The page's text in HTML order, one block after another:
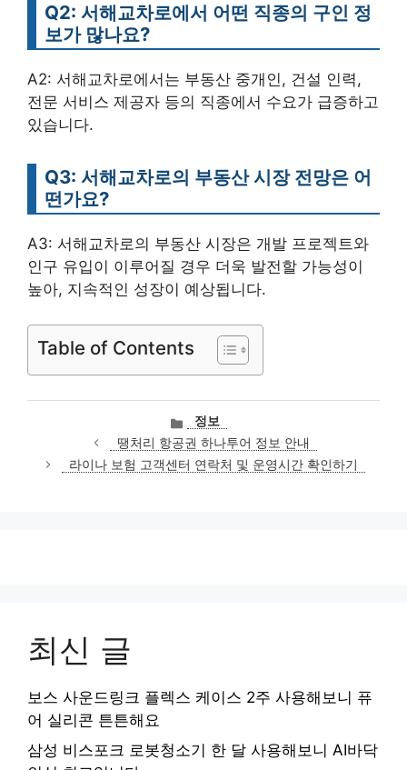
Q2: 서해교차로에서 어떤 직종의 구인 정
보가 많나요?
A2: 서해교차로에서는 부동산 중개인, 건설 인력,
전문 서비스 제공자 등의 직종에서 수요가 급증하고
있습니다.
Q3: 서해교차로의 부동산 시장 전망은 어
떤가요?
A3: 서해교차로의 부동산 시장은 개발 프로젝트와
인구 유입이 이루어질 경우 더욱 발전할 가능성이
높아, 지속적인 성장이 예상됩니다.
Table of Contents
카
테
고
리
정보
땡처리 항공권 하나투어 정보 안내
라이나 보험 고객센터 연락처 및 운영시간 확인하기
최신 글
보스 사운드링크 플렉스 케이스 2주 사용해보니 퓨
어 실리콘 튼튼해요
삼성 비스포크 로봇청소기 한 달 사용해보니 AI바닥